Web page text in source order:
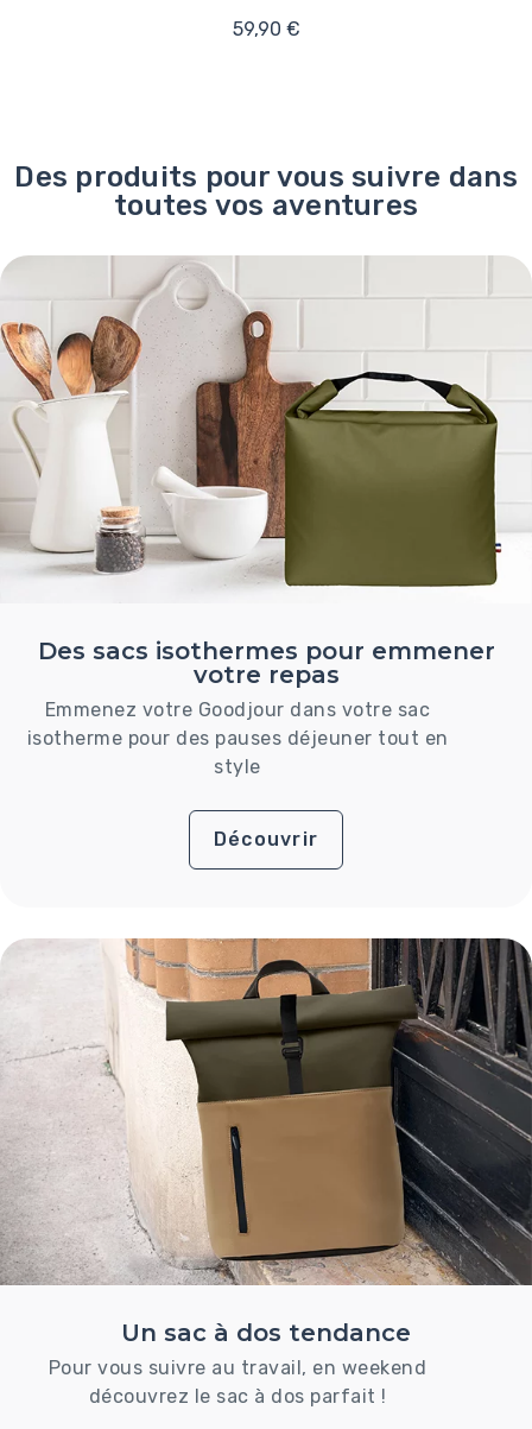
59,90 €
Des produits pour vous suivre dans
toutes vos aventures
Des sacs isothermes pour emmener
votre repas
Emmenez votre Goodjour dans votre sac
isotherme pour des pauses déjeuner tout en
style
Découvrir
Un sac à dos tendance
Pour vous suivre au travail, en weekend
découvrez le sac à dos parfait !